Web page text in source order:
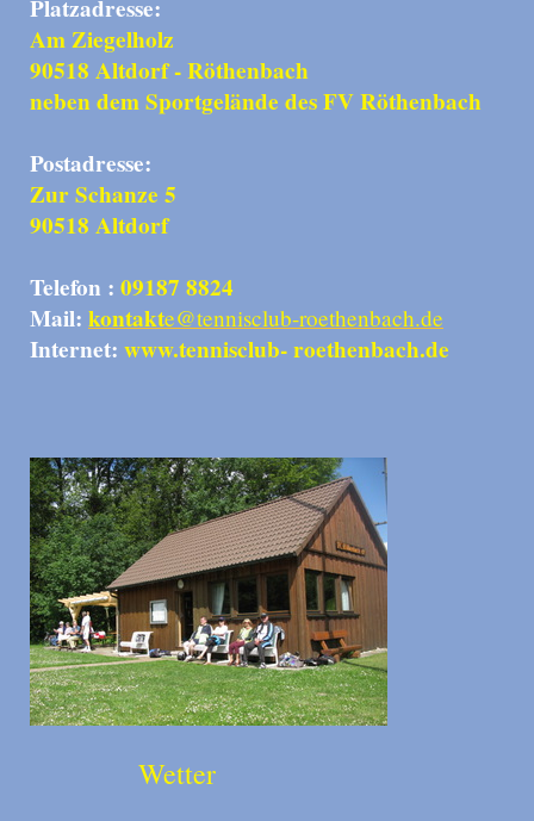
Platzadresse:
Am Ziegelholz
90518 Altdorf - Röthenbach
neben dem Sportgelände des FV Röthenbach
Postadresse:
Zur Schanze 5
90518 Altdorf
Telefon : 09187 8824
Mail: kontakte@tennisclub-roethenbach.de
Internet: www.tennisclub- roethenbach.de
Wetter